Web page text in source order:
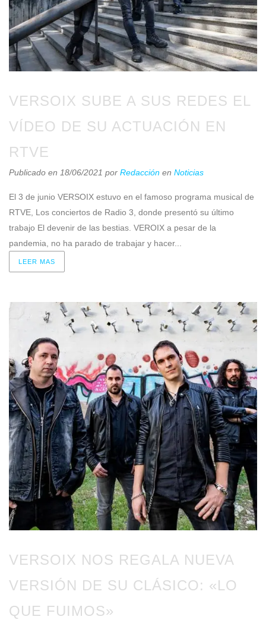
VERSOIX SUBE A SUS REDES EL
VÍDEO DE SU ACTUACIÓN EN
RTVE
Publicado en 18/06/2021 por Redacción en Noticias
El 3 de junio VERSOIX estuvo en el famoso programa musical de
RTVE, Los conciertos de Radio 3, donde presentó su último
trabajo El devenir de las bestias. VEROIX a pesar de la
pandemia, no ha parado de trabajar y hacer...
LEER MAS
VERSOIX NOS REGALA NUEVA
VERSIÓN DE SU CLÁSICO: «LO
QUE FUIMOS»